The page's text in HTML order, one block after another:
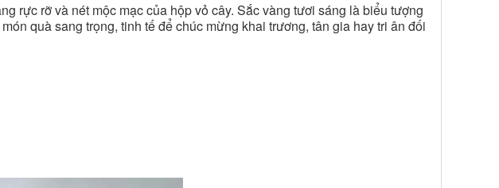
rực rỡ và nét mộc mạc của hộp vỏ cây. Sắc vàng tươi sáng là biểu tượng
quà sang trọng, tinh tế để chúc mừng khai trương, tân gia hay tri ân đối